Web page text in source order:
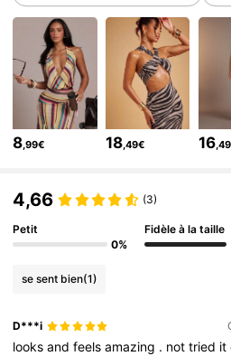
4,79 984K Suiveurs
984K Suiveurs
4,79 984K Suiveurs
4,79 984K Suiveurs
4,79 984K Suiveurs
8 ,99€ 18 ,49€ 16
4,66 (3)
Petit
0%
Fidèle à la taille
se sent bien(1)
D***i
looksandfeelsamazing . nottried it